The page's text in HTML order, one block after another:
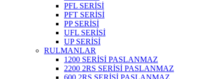
PFL SERİSİ
PFT SERİSİ
PP SERİSİ
UFL SERİSİ
UP SERİSİ
RULMANLAR
1200 SERİSİ PASLANMAZ
2200 2RS SERİSİ PASLANMAZ